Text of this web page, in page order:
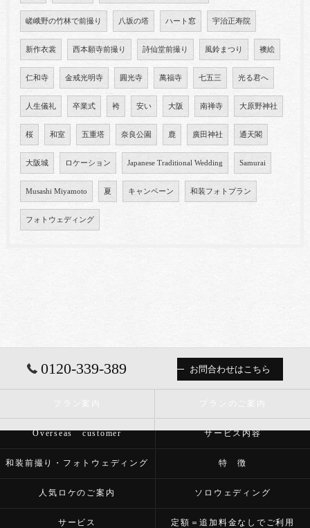
嵯峨野の竹林で前撮り 八坂の塔 ハート窓 宇治正寿院
新作衣裳 西本願寺前撮り 詩仙堂前撮り 風鈴まつり 襖絵
仁和寺 金戒光明寺 圓光寺 萬福寺 七五三 光る君へ
人生儀礼 卒業式 袴 安い 大阪 南禅寺 大原野神社
桜 和室 五重塔 奈良公園 鹿 廣田神社 通天閣
大阪城 ロケーション Japanese Traditional Wedding Samurai
Musashi Miyamoto 夏 キャンペーン 和装フォトプラン
フォトウェディング
0120-339-389 お問合わせはこちら
Overseas customer サービス内容
和装前撮り・フォトウェディング 特 徴
人気ロケのご案内 ソロウェディング
サービス 定額＝追加料金なしでご利用